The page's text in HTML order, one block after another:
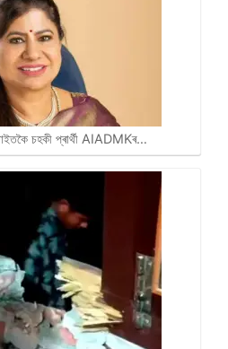
চহকী প্ৰাৰ্থী AIADMKৰ…